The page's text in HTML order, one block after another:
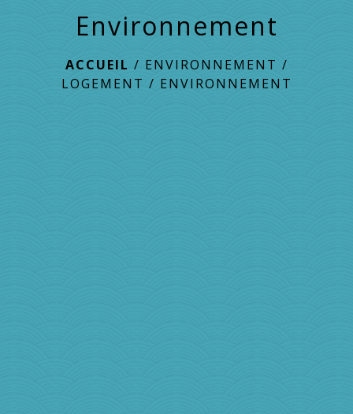
Environnement
ACCUEIL / ENVIRONNEMENT /
LOGEMENT / ENVIRONNEMENT